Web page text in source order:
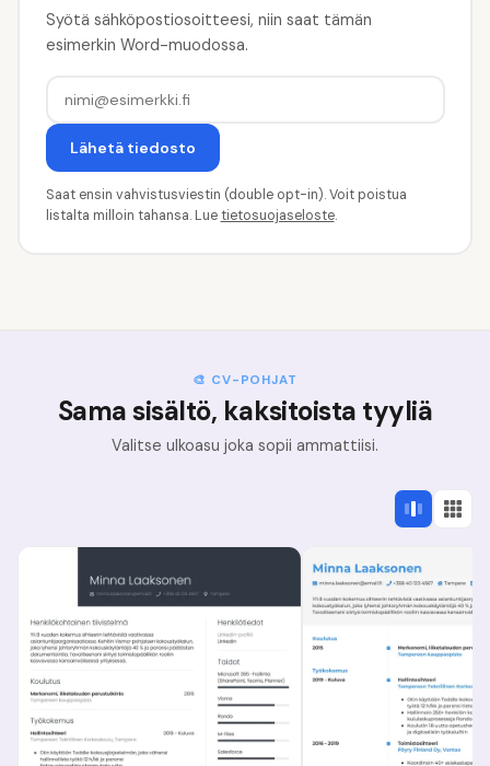
Syötä sähköpostiosoitteesi, niin saat tämän
esimerkin Word-muodossa.
Lähetä tiedosto
Saat ensin vahvistusviestin (double opt-in). Voit poistua
listalta milloin tahansa. Luetietosuojaseloste.
🎨 CV-POHJAT
Sama sisältö, kaksitoista tyyliä
Valitse ulkoasu joka sopii ammattiisi.